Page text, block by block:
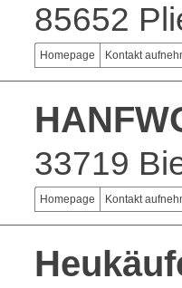
85652
Homepage Kontakt
33719
Homepage Kontakt